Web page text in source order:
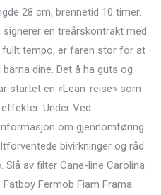
28 cm, brennetid 10 timer.
en treårskontrakt med
fullt tempo, er faren stor for at
dine. Det å ha guts og
startet en «Lean-reise» som
Under Ved
om gjennomføring
bivirkninger og råd
av filter Cane-line Carolina
Fermob Fiam Frama